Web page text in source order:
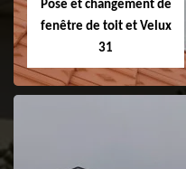
Pose et changement de
fenêtre de toit et Velux
31